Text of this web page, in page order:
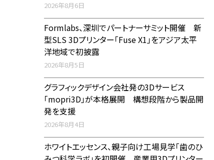
2026年8月6日
Formlabs、深圳でパートナーサミット開催 新
型SLS 3Dプリンター「Fuse X1」をアジア太平
洋地域で初披露
2026年8月5日
グラフィックデザイン会社発の3Dサービス
「mopri3D」が本格展開 構想段階から製品開
発を支援
2026年8月4日
ホワイトエッセンス、親子向け工場見学「歯のひ